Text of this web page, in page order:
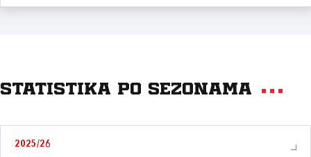
Statistika po sezonama
2025/26